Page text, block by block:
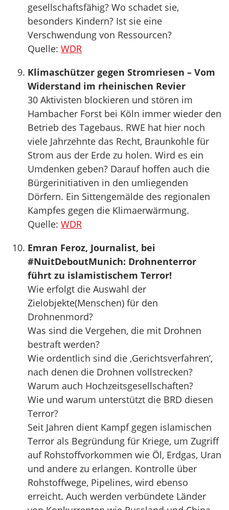
gesellschaftsfähig? Wo schadet sie,
besonders Kindern? Ist sie eine
Verschwendung von Ressourcen?
Quelle: WDR
Klimaschützer gegen Stromriesen – Vom
Widerstand im rheinischen Revier
30 Aktivisten blockieren und stören im
Hambacher Forst bei Köln immer wieder den
Betrieb des Tagebaus. RWE hat hier noch
viele Jahrzehnte das Recht, Braunkohle für
Strom aus der Erde zu holen. Wird es ein
Umdenken geben? Darauf hoffen auch die
Bürgerinitiativen in den umliegenden
Dörfern. Ein Sittengemälde des regionalen
Kampfes gegen die Klimaerwärmung.
Quelle: WDR
Emran Feroz, Journalist, bei
#NuitDeboutMunich: Drohnenterror
führt zu islamistischem Terror!
Wie erfolgt die Auswahl der
Zielobjekte(Menschen) für den
Drohnenmord?
Was sind die Vergehen, die mit Drohnen
bestraft werden?
Wie ordentlich sind die ‚Gerichtsverfahren‘,
nach denen die Drohnen vollstrecken?
Warum auch Hochzeitsgesellschaften?
Wie und warum unterstützt die BRD diesen
Terror?
Seit Jahren dient Kampf gegen islamischen
Terror als Begründung für Kriege, um Zugriff
auf Rohstoffvorkommen wie Öl, Erdgas, Uran
und andere zu erlangen. Kontrolle über
Rohstoffwege, Pipelines, wird ebenso
erreicht. Auch werden verbündete Länder